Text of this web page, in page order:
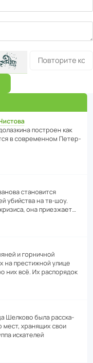
пост­роен как
в совре­менном Пете­р­
стано­вится
убийства на тв-шоу.
она приезжает…
и горни­чной
на прес­ти­жной улице
них всё. Их распо­рядок
Шелково была расска­
хранящих свои
иска­телей